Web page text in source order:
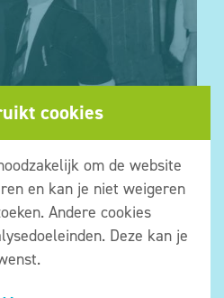
cookies
om de website
en kan je niet weigeren
Andere cookies
Deze kan je